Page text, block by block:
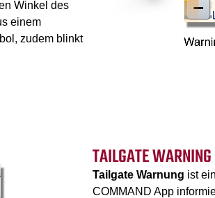
Winkel des
einem
zudem blinkt
TAILGATE WARNING
Tailgate Warnung ist
COMMAND App